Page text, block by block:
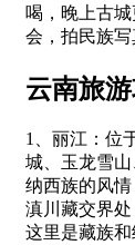
喝，晚上古
会，拍民族写
云南旅
1、丽江：位
城、玉龙雪
纳西族的风
滇川藏交界处
这里是藏族